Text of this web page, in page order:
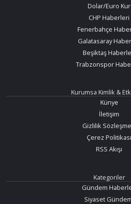
Dolar/Euro Kur
CHP Haberleri
Fenerbahçe
Galatasaray
Beşiktaş
Trabzonspor
Kurumsa Kimlik &
Künye
İletişim
Gizlilik
Çerez Politikası
RSS Akışı
Kategoriler
Gündem
Siyaset